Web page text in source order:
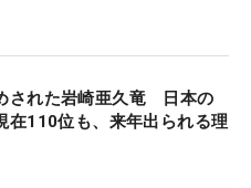
された岩崎亜久竜 日本の
在110位も、来年出られる理